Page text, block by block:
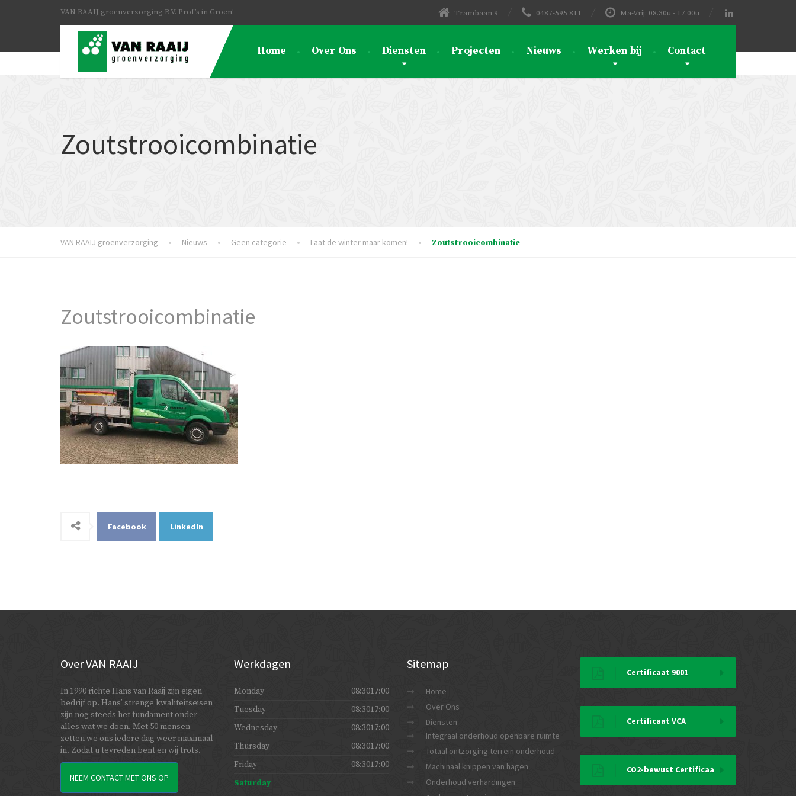
VAN RAAIJ groenverzorging B.V. Prof’s in Groen! Trambaan 9 0487-595 811 Ma-Vrij: 08.30u - 17.00u
Home Over Ons Diensten Projecten Nieuws Werken bij Contact
Zoutstrooicombinatie
VAN RAAIJ groenverzorging Nieuws Geen categorie Laat de winter maar komen! Zoutstrooicombinatie
Zoutstrooicombinatie
Facebook LinkedIn
OverVAN RAAIJ
In 1990 richte Hans van Raaij zijn eigen
bedrijf op. Hans’ strenge kwaliteitseisen
zijn nog steeds het fundament onder
alles wat we doen. Met 50 mensen
zetten we ons iedere dag weer maximaal
in. Zodat u tevreden bent en wij trots.
NEEM CONTACT MET ONS OP
Werkdagen
Monday
08:3017:00
Tuesday
08:3017:00
Wednesday
08:3017:00
Thursday
08:3017:00
Friday
08:3017:00
Saturday
Sitemap
Home
Over Ons
Diensten
Integraal onderhoud openbare ruimte
Totaal ontzorging terrein onderhoud
Machinaal knippen van hagen
Onderhoud verhardingen
Certificaat 9001
Certificaat VCA
CO2-bewust Certificaa